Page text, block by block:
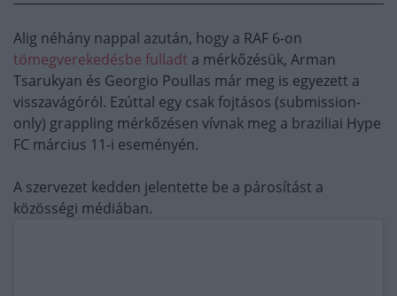
Alig néhány nappal azután, hogy a RAF 6-on
tömegverekedésbe fulladt a mérkőzésük, Arman
Tsarukyan és Georgio Poullas már meg is egyezett a
visszavágóról. Ezúttal egy csak fojtásos (submission-
only) grappling mérkőzésen vívnak meg a braziliai Hype
FC március 11-i eseményén.
A szervezet kedden jelentette be a párosítást a
közösségi médiában.